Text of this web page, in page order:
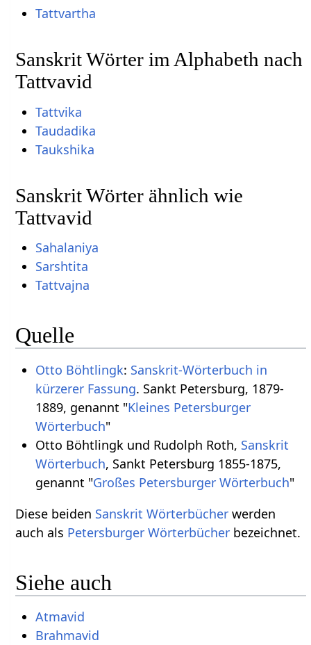
Tattvartha
Sanskrit Wörter im Alphabeth nach
Tattvavid
Tattvika
Taudadika
Taukshika
Sanskrit Wörter ähnlich wie
Tattvavid
Sahalaniya
Sarshtita
Tattvajna
Quelle
Otto Böhtlingk: Sanskrit-Wörterbuch in
kürzerer Fassung. Sankt Petersburg, 1879-
1889, genannt "Kleines Petersburger
Wörterbuch"
Otto Böhtlingk und Rudolph Roth, Sanskrit
Wörterbuch, Sankt Petersburg 1855-1875,
genannt "Großes Petersburger Wörterbuch"
Diese beiden Sanskrit Wörterbücher werden
auch als Petersburger Wörterbücher bezeichnet.
Siehe auch
Atmavid
Brahmavid